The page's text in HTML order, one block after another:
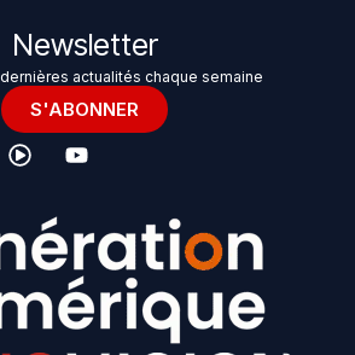
Newsletter
actualités chaque semaine
S'ABONNER